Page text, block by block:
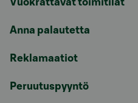
Vuokrattavat toimitilat
Anna palautetta
Reklamaatiot
Peruutuspyyntö